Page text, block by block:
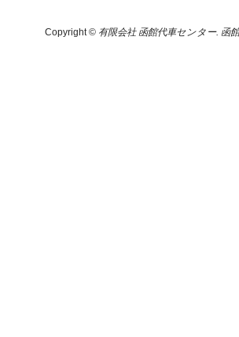
Copyright © 有限会社 函館代車センター. 函